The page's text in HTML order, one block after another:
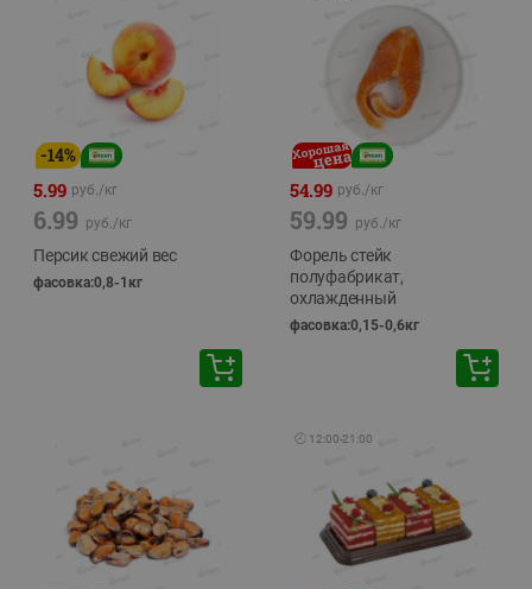
-14%
5.99 руб./кг
6.99 руб./кг
Персик свежий вес
фасовка:0,8-1кг
54.99 руб./кг
59.99 руб./кг
Форель стейк
полуфабрикат,
охлажденный
фасовка:0,15-0,6кг
🕘 12:00-21:00